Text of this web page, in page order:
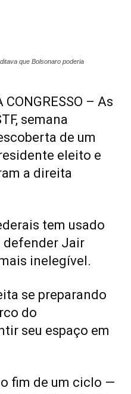
que Bolsonaro poderia
– As
semana
de um
eleito e
a direita
tem usado
defender Jair
inelegível.
se preparando
do
seu espaço em
o fim de um ciclo —